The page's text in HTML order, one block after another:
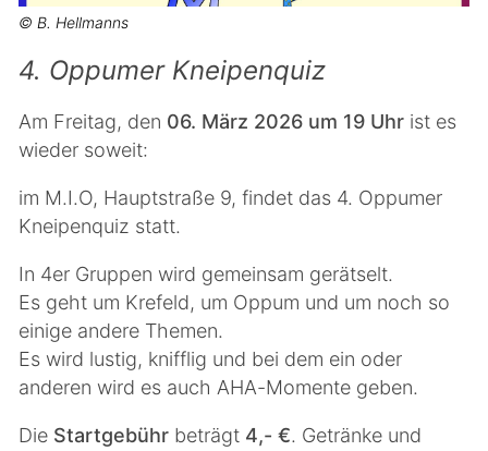
© B. Hellmanns
4. Oppumer Kneipenquiz
Am Freitag, den 06. März 2026 um 19 Uhr ist es
wieder soweit:
im M.I.O, Hauptstraße 9, findet das 4. Oppumer
Kneipenquiz statt.
In 4er Gruppen wird gemeinsam gerätselt.
Es geht um Krefeld, um Oppum und um noch so
einige andere Themen.
Es wird lustig, knifflig und bei dem ein oder
anderen wird es auch AHA-Momente geben.
Die Startgebühr beträgt 4,- €. Getränke und